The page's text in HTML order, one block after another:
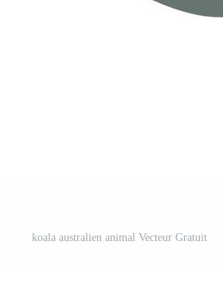
koala australien animal Vecteur Gratuit